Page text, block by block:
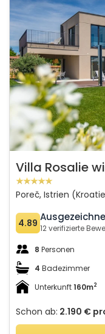
Villa Rosalie
Poreč, Istrien
4.89 12 verifizierte
8 Personen
4 Badezimmer
Unterkunft160m2
Schon ab: 2.190 €